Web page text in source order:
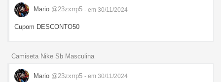
Mario @23zxrrp5 - em 30/11/2024
Cupom DESCONTO50
Camiseta Nike Sb Masculina
Mario @23zxrrp5 - em 30/11/2024